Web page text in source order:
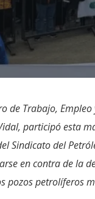
de Trabajo,
participó esta
Sindicato del
en contra de la
pozos petrolíferos